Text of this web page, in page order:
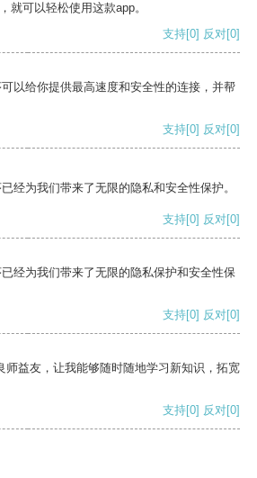
就可以轻松使用这款app。
支持[0] 反对[0]
以给你提供最高速度和安全性的连接，并帮
支持[0] 反对[0]
经为我们带来了无限的隐私和安全性保护。
支持[0] 反对[0]
经为我们带来了无限的隐私保护和安全性保
支持[0] 反对[0]
师益友，让我能够随时随地学习新知识，拓宽
支持[0] 反对[0]